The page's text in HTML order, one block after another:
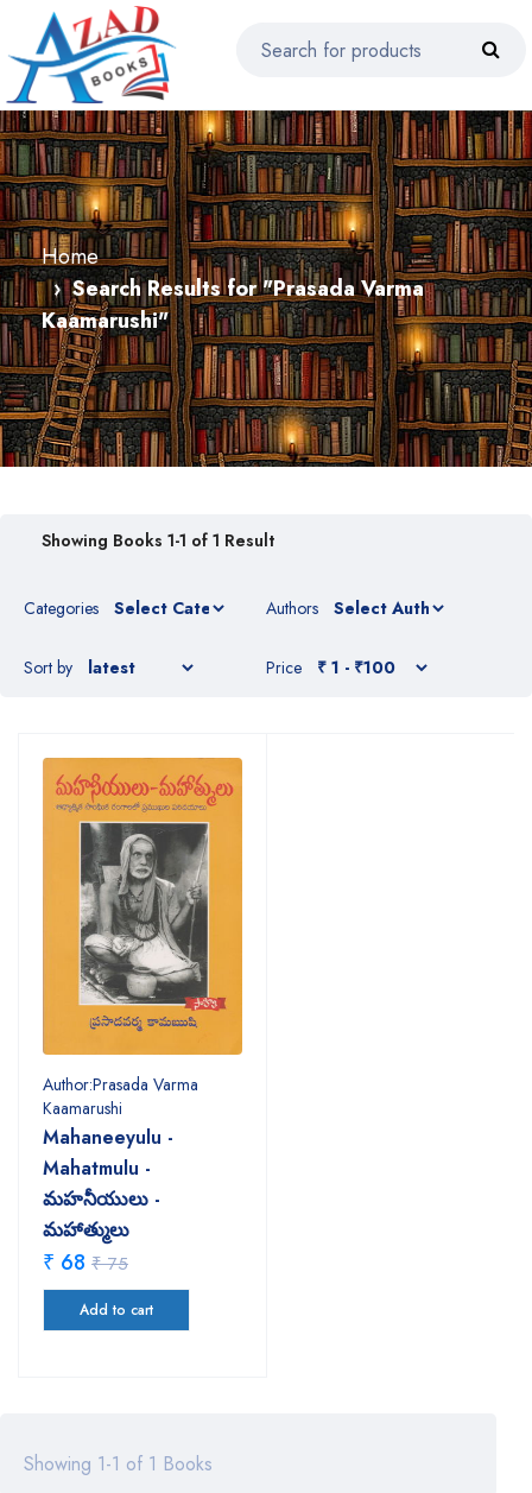
Home
Search Results for "Prasada Varma
Kaamarushi"
Showing Books 1-1 of 1 Result
Categories Authors
Sort by Price
Author:Prasada Varma
Kaamarushi
Mahaneeyulu -
Mahatmulu -
మహనీయులు -
మహాత్ములు
₹ 68 ₹ 75
Add to cart
Showing 1-1 of 1 Books